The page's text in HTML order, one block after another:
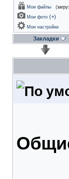
Мои файлы
(
Мои фото (+)
Мои настройки
Закладки